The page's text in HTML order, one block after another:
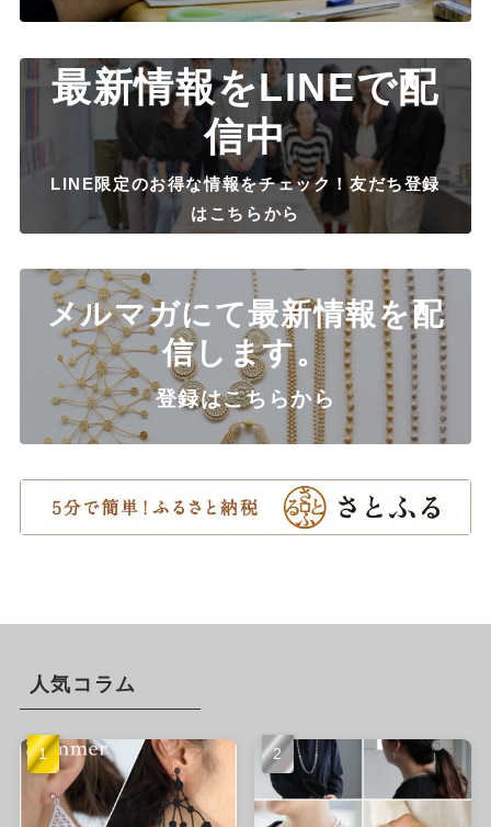
最新情報をLINEで配
信中
LINE限定のお得な情報をチェック！友だち登録
はこちらから
メルマガにて最新情報を配
信します。
登録はこちらから
人気コラム